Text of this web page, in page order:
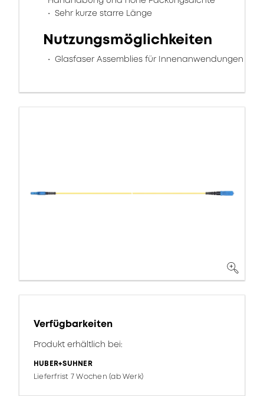
Sehr kurze starre Länge
Nutzungsmöglichkeiten
Glasfaser Assemblies für Innenanwendungen
Verfügbarkeiten
Produkt erhältlich bei:
HUBER+SUHNER
Lieferfrist 7 Wochen (ab Werk)